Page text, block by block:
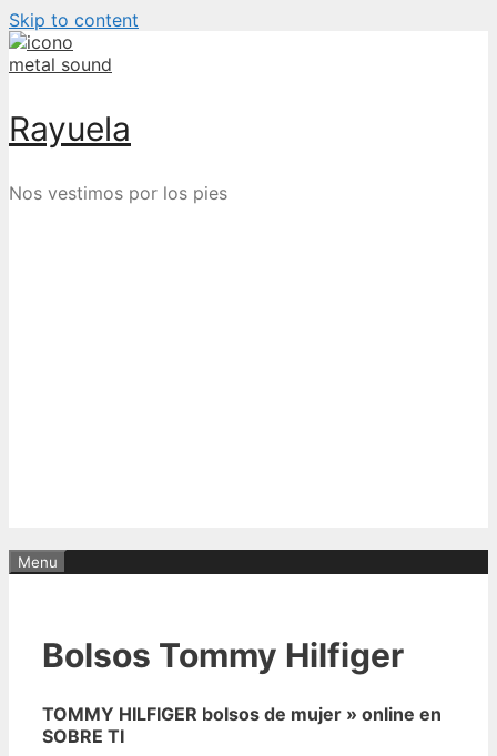
Skip to content
Rayuela
Nos vestimos por los pies
Menu
Bolsos Tommy Hilfiger
TOMMY HILFIGER bolsos de mujer » online en
SOBRE TI